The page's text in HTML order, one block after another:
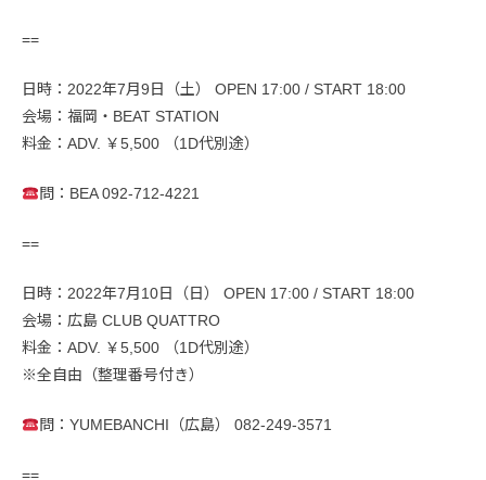
==
日時：2022年7月9日（土） OPEN 17:00 / START 18:00
会場：福岡・BEAT STATION
料金：ADV. ￥5,500 （1D代別途）
問：BEA 092-712-4221
==
日時：2022年7月10日（日） OPEN 17:00 / START 18:00
会場：広島 CLUB QUATTRO
料金：ADV. ￥5,500 （1D代別途）
※全自由（整理番号付き）
問：YUMEBANCHI（広島） 082-249-3571
==